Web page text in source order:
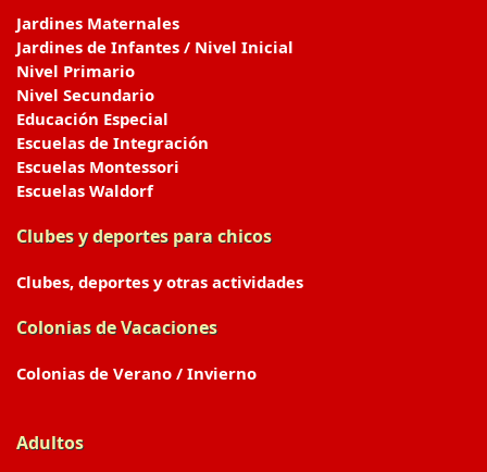
Jardines Maternales
Jardines de Infantes / Nivel Inicial
Nivel Primario
Nivel Secundario
Educación Especial
Escuelas de Integración
Escuelas Montessori
Escuelas Waldorf
Clubes y deportes para chicos
Clubes, deportes y otras actividades
Colonias de Vacaciones
Colonias de Verano / Invierno
Adultos